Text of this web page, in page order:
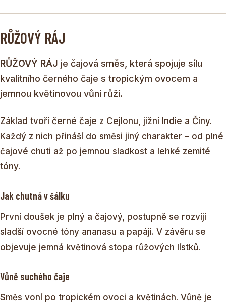
RŮŽOVÝ RÁJ
RŮŽOVÝ RÁJ je čajová směs, která spojuje sílu
kvalitního černého čaje s tropickým ovocem a
jemnou květinovou vůní růží.
Základ tvoří černé čaje z Cejlonu, jižní Indie a Číny.
Každý z nich přináší do směsi jiný charakter – od plné
čajové chuti až po jemnou sladkost a lehké zemité
tóny.
Jak chutná v šálku
První doušek je plný a čajový, postupně se rozvíjí
sladší ovocné tóny ananasu a papáji. V závěru se
objevuje jemná květinová stopa růžových lístků.
Vůně suchého čaje
Směs voní po tropickém ovoci a květinách. Vůně je